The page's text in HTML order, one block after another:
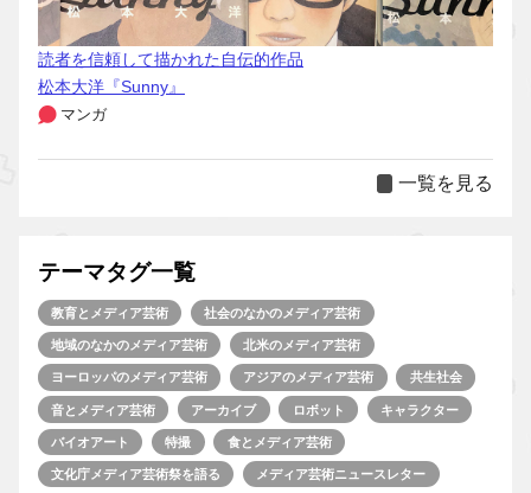
読者を信頼して描かれた自伝的作品
松本大洋『Sunny』
マンガ
一覧を見る
テーマタグ一覧
教育とメディア芸術 社会のなかのメディア芸術
地域のなかのメディア芸術 北米のメディア芸術
ヨーロッパのメディア芸術 アジアのメディア芸術 共生社会
音とメディア芸術 アーカイブ ロボット キャラクター
バイオアート 特撮 食とメディア芸術
文化庁メディア芸術祭を語る メディア芸術ニュースレター